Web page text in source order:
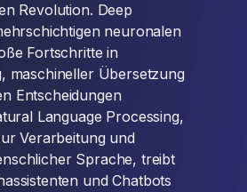
Revolution. Deep
neuronalen
Fortschritte in
maschineller Übersetzung
Entscheidungen
Language Processing,
Verarbeitung und
Sprache, treibt
und Chatbots